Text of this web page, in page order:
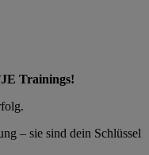
Trainings!
– sie sind dein Schlüssel